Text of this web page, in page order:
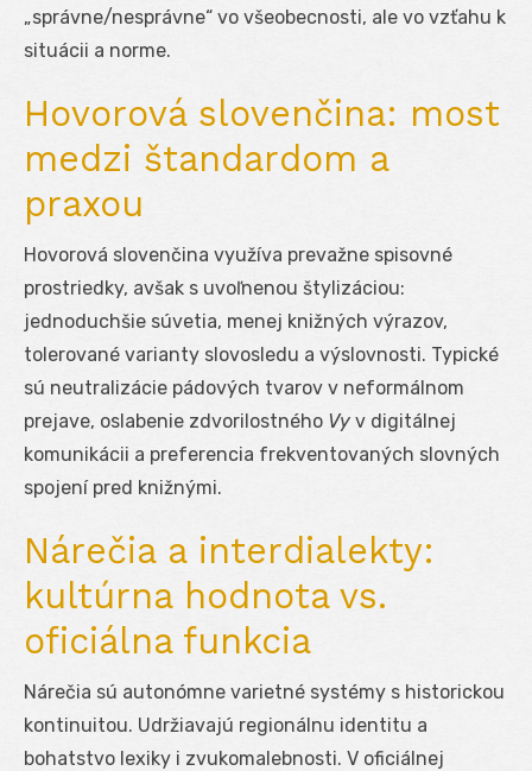
„správne/nesprávne“ vo všeobecnosti, ale vo vzťahu k
situácii a norme.
Hovorová slovenčina: most
medzi štandardom a
praxou
Hovorová slovenčina využíva prevažne spisovné
prostriedky, avšak s uvoľnenou štylizáciou:
jednoduchšie súvetia, menej knižných výrazov,
tolerované varianty slovosledu a výslovnosti. Typické
sú neutralizácie pádových tvarov v neformálnom
prejave, oslabenie zdvorilostného Vy v digitálnej
komunikácii a preferencia frekventovaných slovných
spojení pred knižnými.
Nárečia a interdialekty:
kultúrna hodnota vs.
oficiálna funkcia
Nárečia sú autonómne varietné systémy s historickou
kontinuitou. Udržiavajú regionálnu identitu a
bohatstvo lexiky i zvukomalebnosti. V oficiálnej